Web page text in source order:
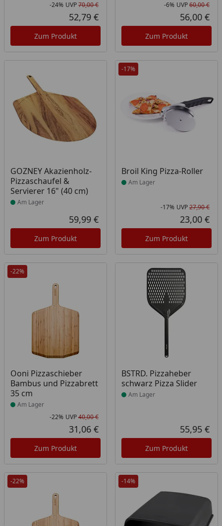
Rabatt in Prozent
-24%
Ursprünglicher Preis
UVP70,00 €
Aktueller Preis
52,79 €
Zum Produkt
-6% UVP60,00 €
56,00 €
Zum Produkt
GOZNEY Akazienholz-
Pizzaschaufel &
Servierer 16" (40 cm)
Produkt am Lager
Am Lager
Aktueller Preis
59,99 €
Zum Produkt
-17%
Broil King Pizza-Roller
Produkt am Lager
Am Lager
-17% UVP27,90 €
23,00 €
Zum Produkt
-22%
Ooni Pizzaschieber
Bambus und Pizzabrett
35 cm
Produkt am Lager
Am Lager
Rabatt in Prozent
-22%
Ursprünglicher Preis
UVP40,00 €
Aktueller Preis
31,06 €
Zum Produkt
BSTRD. Pizzaheber
schwarz Pizza Slider
Produkt am Lager
Am Lager
55,95 €
Zum Produkt
-22% -14%